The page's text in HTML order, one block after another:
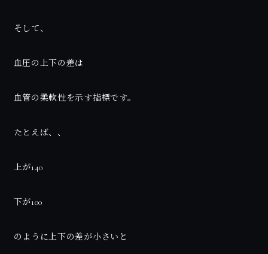
そして、
血圧の上下の差は
血管の柔軟性を示す指標です。
たとえば、、
上が140
下が100
のように上下の差が小さいと